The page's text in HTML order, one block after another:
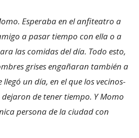
Esperaba en el anfiteatro a
a pasar tiempo con ella o a
las comidas del día. Todo esto,
grises engañaran también a
un día, en el que los vecinos-
de tener tiempo. Y Momo
persona de la ciudad con